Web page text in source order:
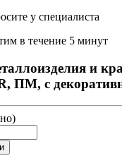
у специалиста
в течение 5 минут
и
ПМ, с